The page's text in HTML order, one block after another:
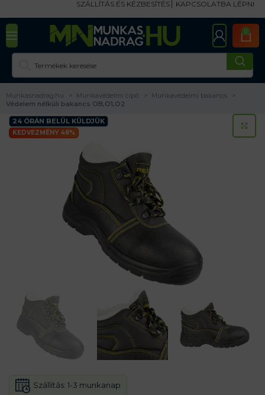
SZÁLLÍTÁS ÉS KÉZBESÍTÉS KAPCSOLATBA LÉPNI
0
Munkasnadrag.hu Munkavédelmi cipő
Munkavédelmi bakancs
Védelem nélküli bakancs OB,O1,O2
24 ÓRÁN BELÜL KÜLDJÜK
KEDVEZMÉNY 48%
Szállítás: 1-3 munkanap